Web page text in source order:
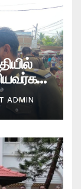
ADMIN